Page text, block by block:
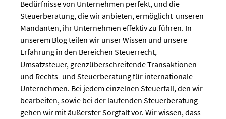
Bedürfnisse von Unternehmen perfekt, und die
Steuerberatung, die wir anbieten, ermöglicht unseren
Mandanten, ihr Unternehmen effektiv zu führen. In
unserem Blog teilen wir unser Wissen und unsere
Erfahrung in den Bereichen Steuerrecht,
Umsatzsteuer, grenzüberschreitende Transaktionen
und Rechts- und Steuerberatung für internationale
Unternehmen. Bei jedem einzelnen Steuerfall, den wir
bearbeiten, sowie bei der laufenden Steuerberatung
gehen wir mit äußerster Sorgfalt vor. Wir wissen, dass